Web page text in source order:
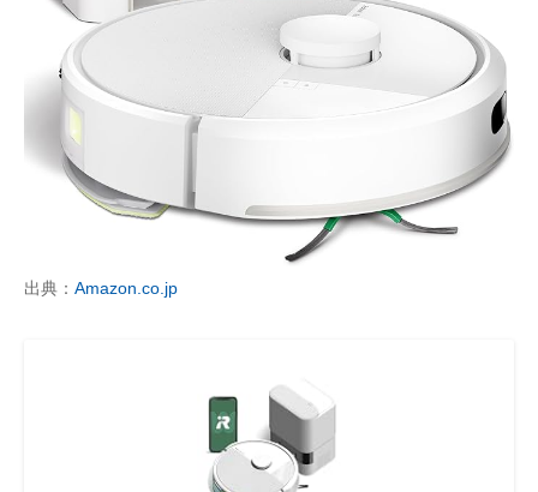
出典： Amazon.co.jp